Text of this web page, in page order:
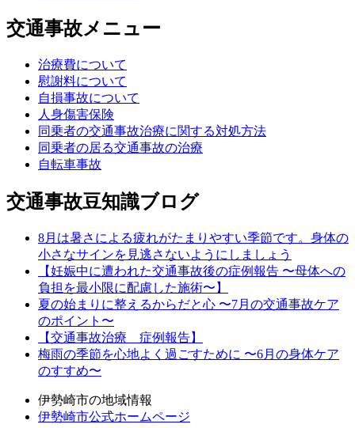
交通事故メニュー
治療費について
慰謝料について
自損事故について
人身傷害保険
同乗者の交通事故治療に関する対処方法
同乗者の居る交通事故の治療
自転車事故
交通事故豆知識ブログ
8月は暑さによる疲れがたまりやすい季節です。身体の
小さなサインを見逃さないようにしましょう
【妊娠中に遭われた交通事故後の症例報告 〜母体への
負担を最小限に配慮した施術〜】
夏の始まりに整えるからだと心 〜7月の交通事故ケア
のポイント〜
【交通事故治療 症例報告】
梅雨の季節を心地よく過ごすために 〜6月の身体ケア
のすすめ〜
伊勢崎市の地域情報
伊勢崎市公式ホームページ